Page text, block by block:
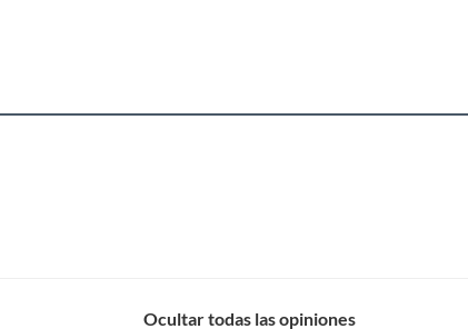
Ocultar todas las opiniones